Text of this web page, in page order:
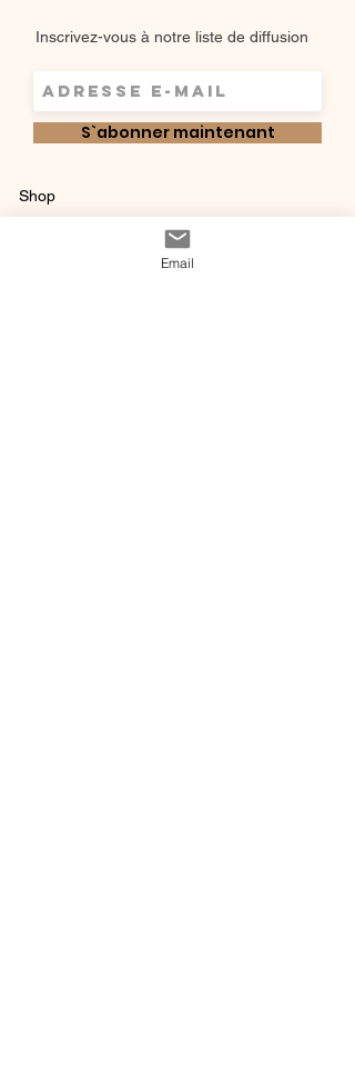
Inscrivez-vous à notre liste de diffusion
S`abonner maintenant
Shop
instagram
Email